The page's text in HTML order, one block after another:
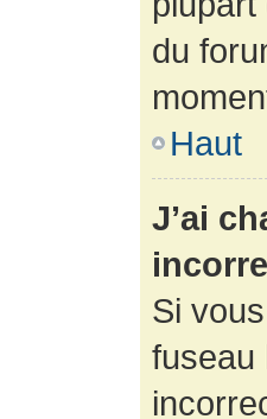
du
Haut
J’ai
Si
fuseau